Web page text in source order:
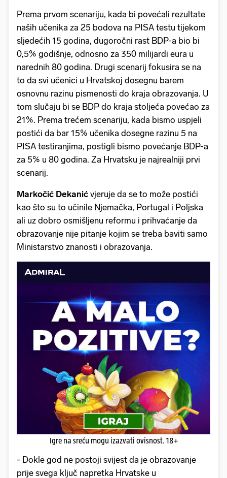
Prema prvom scenariju, kada bi povećali rezultate
naših učenika za 25 bodova na PISA testu tijekom
sljedećih 15 godina, dugoročni rast BDP-a bio bi
0,5% godišnje, odnosno za 350 milijardi eura u
narednih 80 godina. Drugi scenarij fokusira se na
to da svi učenici u Hrvatskoj dosegnu barem
osnovnu razinu pismenosti do kraja obrazovanja. U
tom slučaju bi se BDP do kraja stoljeća povećao za
21%. Prema trećem scenariju, kada bismo uspjeli
postići da bar 15% učenika dosegne razinu 5 na
PISA testiranjima, postigli bismo povećanje BDP-a
za 5% u 80 godina. Za Hrvatsku je najrealniji prvi
scenarij.
Markočić Dekanić vjeruje da se to može postići
kao što su to učinile Njemačka, Portugal i Poljska
ali uz dobro osmišljenu reformu i prihvaćanje da
obrazovanje nije pitanje kojim se treba baviti samo
Ministarstvo znanosti i obrazovanja.
Igre na sreću mogu izazvati ovisnost. 18+
- Dokle god ne postoji svijest da je obrazovanje
prije svega ključ napretka Hrvatske u